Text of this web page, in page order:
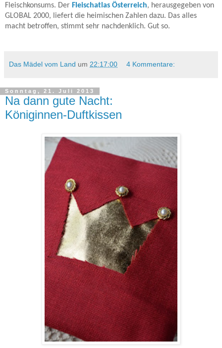
Fleischkonsums. Der Fleischatlas Österreich, herausgegeben von
GLOBAL 2000, liefert die heimischen Zahlen dazu. Das alles
macht betroffen, stimmt sehr nachdenklich. Gut so.
Das Mädel vom Land um 22:17:00 4 Kommentare:
Sonntag, 21. Juli 2013
Na dann gute Nacht:
Königinnen-Duftkissen